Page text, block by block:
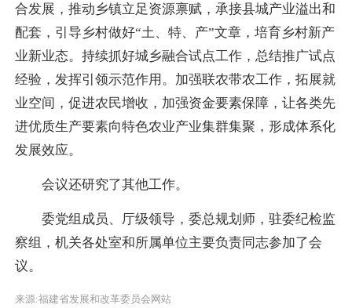
合发展，推动乡镇立足资源禀赋，承接县城产业溢出和
配套，引导乡村做好“土、特、产”文章，培育乡村新产
业新业态。持续抓好城乡融合试点工作，总结推广试点
经验，发挥引领示范作用。加强联农带农工作，拓展就
业空间，促进农民增收，加强资金要素保障，让各类先
进优质生产要素向特色农业产业集群集聚，形成体系化
发展效应。
会议还研究了其他工作。
委党组成员、厅级领导，委总规划师，驻委纪检监
察组，机关各处室和所属单位主要负责同志参加了会
议。
来源:福建省发展和改革委员会网站